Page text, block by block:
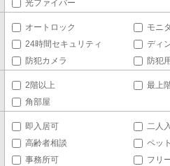
光ファイバー
オートロック
モニ
24時間セキュリティ
ディ
防犯カメラ
防犯
2階以上
最上
角部屋
即入居可
二人
高齢者相談
ペッ
事務所可
フリ